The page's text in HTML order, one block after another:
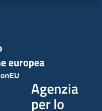
Agenzia
per lo